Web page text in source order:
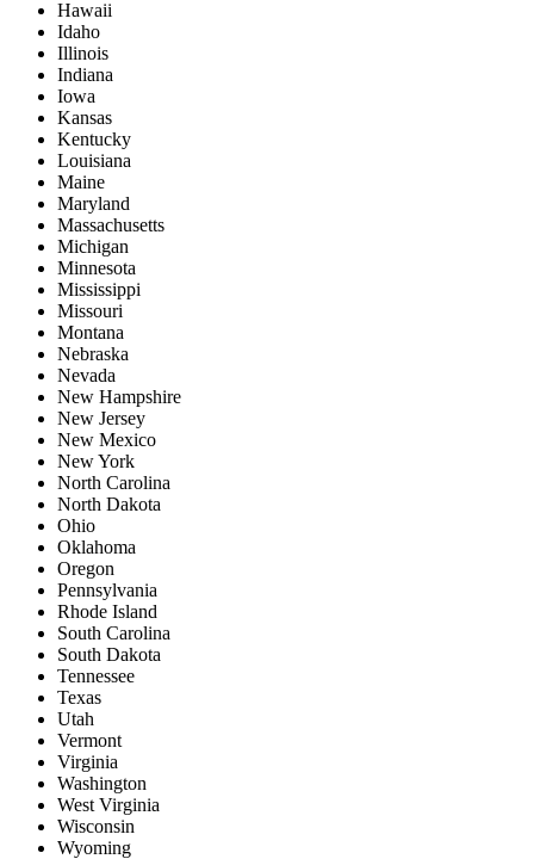
Hawaii
Idaho
Illinois
Indiana
Iowa
Kansas
Kentucky
Louisiana
Maine
Maryland
Massachusetts
Michigan
Minnesota
Mississippi
Missouri
Montana
Nebraska
Nevada
New Hampshire
New Jersey
New Mexico
New York
North Carolina
North Dakota
Ohio
Oklahoma
Oregon
Pennsylvania
Rhode Island
South Carolina
South Dakota
Tennessee
Texas
Utah
Vermont
Virginia
Washington
West Virginia
Wisconsin
Wyoming